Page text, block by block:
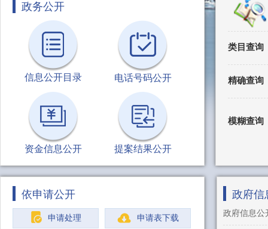
政务公开
信息公开目录 电话号码公开
资金信息公开 提案结果公开
类目查询
精确查询
模糊查询
依申请公开
申请处理 申请表下载
政府信
政府信息公